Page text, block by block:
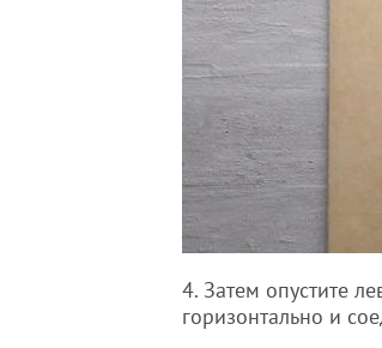
4. Затем опустите
горизонтально и